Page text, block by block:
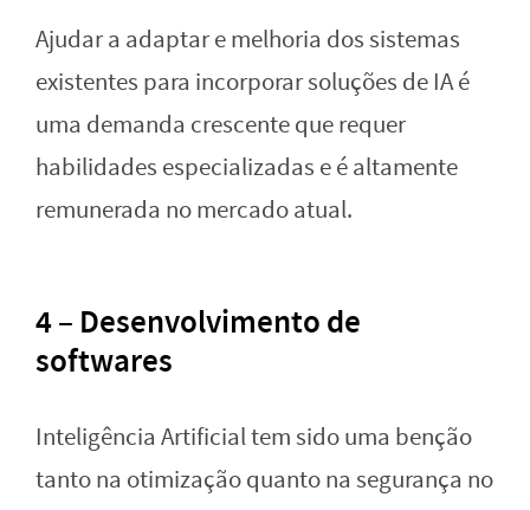
Ajudar a adaptar e melhoria dos sistemas
existentes para incorporar soluções de IA é
uma demanda crescente que requer
habilidades especializadas e é altamente
remunerada no mercado atual.
4 – Desenvolvimento de
softwares
Inteligência Artificial tem sido uma benção
tanto na otimização quanto na segurança no